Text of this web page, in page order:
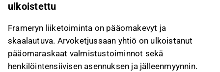
ulkoistettu
Frameryn liiketoiminta on pääomakevyt ja
skaalautuva. Arvoketjussaan yhtiö on ulkoistanut
pääomaraskaat valmistustoiminnot sekä
henkilöintensiivisen asennuksen ja jälleenmyynnin.